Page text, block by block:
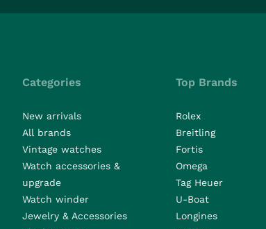
Categories
New arrivals
All brands
Vintage watches
Watch accessories &
upgrade
Watch winder
Jewelry & Accessories
Top Brands
Rolex
Breitling
Fortis
Omega
Tag Heuer
U-Boat
Longines